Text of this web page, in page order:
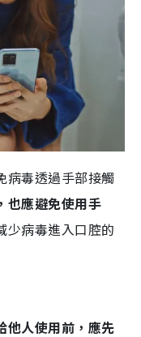
病毒透過手部接觸
也應避免使用手
少病毒進入口腔的
他人使用前，應先